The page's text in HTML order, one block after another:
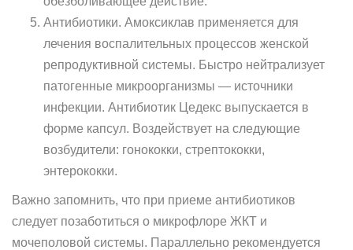
Антибиотики. Амоксиклав применяется для
лечения воспалительных процессов женской
репродуктивной системы. Быстро нейтрализует
патогенные микроорганизмы — источники
инфекции. Антибиотик Цедекс выпускается в
форме капсул. Воздействует на следующие
возбудители: гонококки, стрептококки,
энтерококки.
Важно запомнить, что при приеме антибиотиков
следует позаботиться о микрофлоре ЖКТ и
мочеполовой системы. Параллельно рекомендуется